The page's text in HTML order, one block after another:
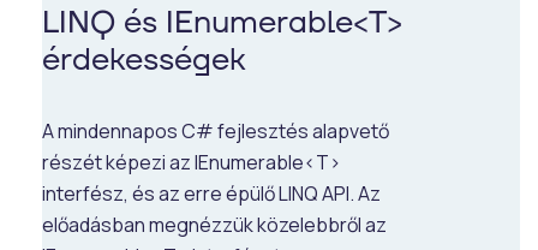
LINQ és IEnumerable<T>
érdekességek
A mindennapos C# fejlesztés alapvető
részét képezi az IEnumerable<T>
interfész, és az erre épülő LINQ API. Az
előadásban megnézzük közelebbről az